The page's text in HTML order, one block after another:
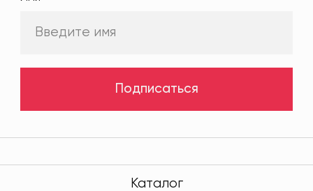
Подписаться
Каталог